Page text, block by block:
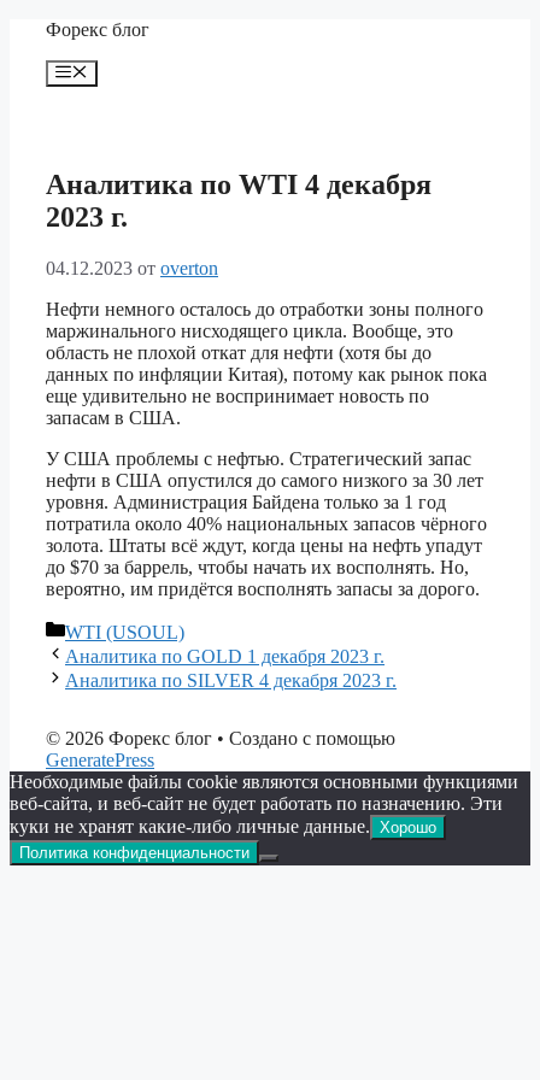
Перейти
содержимому
Форекс блог
Меню
Аналитика по WTI 4 декабря
2023 г.
04.12.2023 от overton
Нефти немного осталось до отработки зоны полного
маржинального нисходящего цикла. Вообще, это
область не плохой откат для нефти (хотя бы до
данных по инфляции Китая), потому как рынок пока
еще удивительно не воспринимает новость по
запасам в США.
У США проблемы с нефтью. Стратегический запас
нефти в США опустился до самого низкого за 30 лет
уровня. Администрация Байдена только за 1 год
потратила около 40% национальных запасов чёрного
золота. Штаты всё ждут, когда цены на нефть упадут
до $70 за баррель, чтобы начать их восполнять. Но,
вероятно, им придётся восполнять запасы за дорого.
Рубрики
WTI (USOUL)
Аналитика по GOLD 1 декабря 2023 г.
Аналитика по SILVER 4 декабря 2023 г.
© 2026 Форекс блог • Создано с помощью
GeneratePress
Необходимые файлы cookie являются основными функциями
веб-сайта, и веб-сайт не будет работать по назначению. Эти
куки не хранят какие-либо личные данные. Хорошо
Политика конфиденциальности